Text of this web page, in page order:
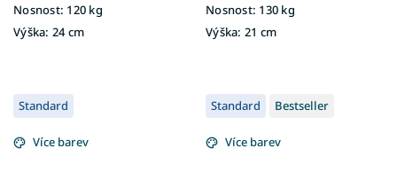
Nosnost: 120 kg
Výška: 24 cm
Nosnost: 130 kg
Výška: 21 cm
Standard
Více barev
Standard Bestseller
Více barev